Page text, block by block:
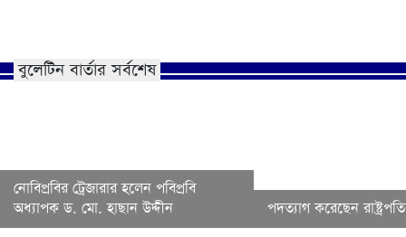
বুলেটিন বার্তার সর্বশেষ
নোবিপ্রবির ট্রেজারার হলেন পবিপ্রবি
অধ্যাপক ড. মো. হাছান উদ্দীন
পদত্যাগ করেছেন